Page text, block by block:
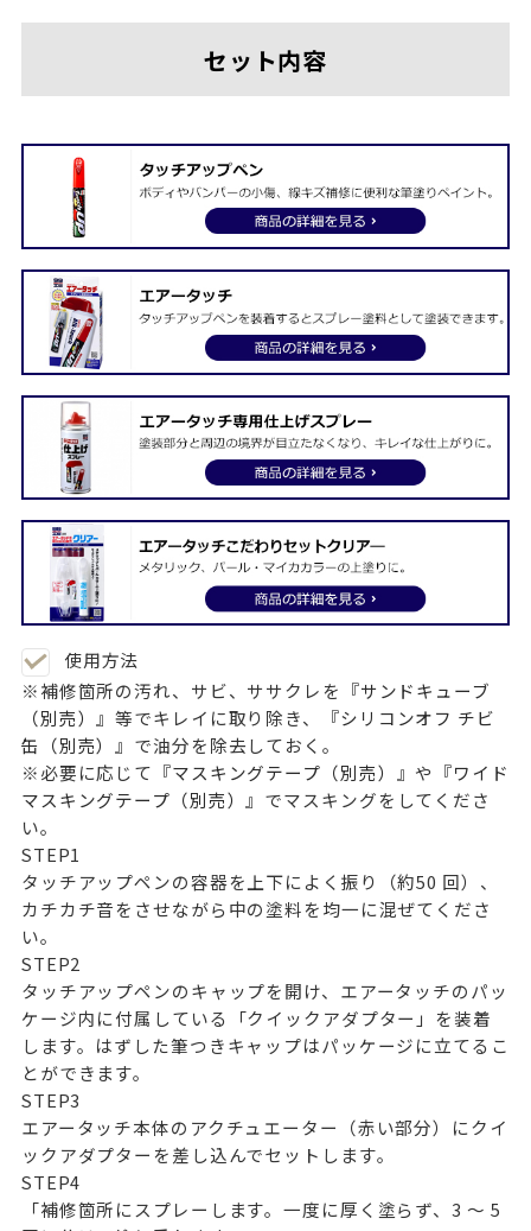
セット内容
使用方法
※補修箇所の汚れ、サビ、ササクレを『サンドキューブ
（別売）
』等でキレイに取り除き、『シリコンオフ チビ
缶（別売）
』で油分を除去しておく。
※必要に応じて『マスキングテープ（別売） 』や『ワイド
マスキングテープ（別売）
』でマスキングをしてくださ
い。
STEP1
タッチアップペンの容器を上下によく振り（約50 回）、
カチカチ音をさせながら中の塗料を均一に混ぜてくださ
い。
STEP2
タッチアップペンのキャップを開け、エアータッチのパッ
ケージ内に付属している「クイックアダプター」を装着
します。はずした筆つきキャップはパッケージに立てるこ
とができます。
STEP3
エアータッチ本体のアクチュエーター（赤い部分）にクイ
ックアダプターを差し込んでセットします。
STEP4
「補修箇所にスプレーします。一度に厚く塗らず、3 ～ 5